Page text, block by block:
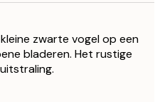
zwarte vogel op een
bladeren. Het rustige